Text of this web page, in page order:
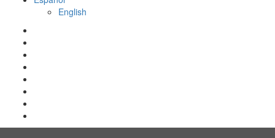
English